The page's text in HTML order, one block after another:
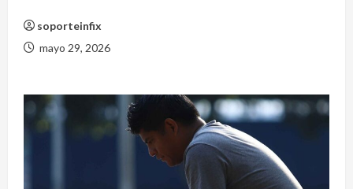
soporteinfix
mayo 29, 2026